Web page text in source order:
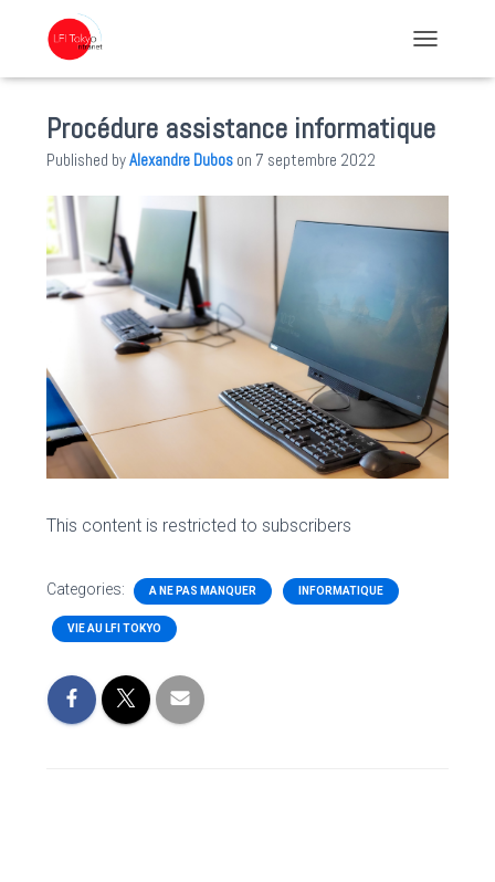
Procédure assistance informatique
Published byAlexandre Dubos on 7 septembre 2022
This content is restricted to subscribers
Categories: A NE PAS MANQUER INFORMATIQUE
VIE AU LFI TOKYO